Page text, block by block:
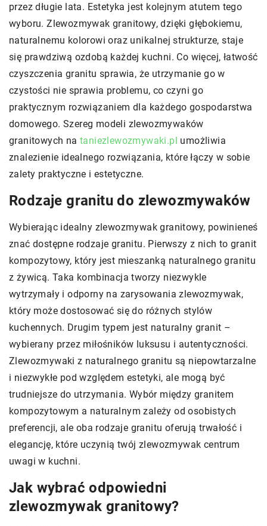
przez długie lata. Estetyka jest kolejnym atutem tego
wyboru. Zlewozmywak granitowy, dzięki głębokiemu,
naturalnemu kolorowi oraz unikalnej strukturze, staje
się prawdziwą ozdobą każdej kuchni. Co więcej, łatwość
czyszczenia granitu sprawia, że utrzymanie go w
czystości nie sprawia problemu, co czyni go
praktycznym rozwiązaniem dla każdego gospodarstwa
domowego. Szereg modeli zlewozmywaków
granitowych nataniezlewozmywaki.pl umożliwia
znalezienie idealnego rozwiązania, które łączy w sobie
zalety praktyczne i estetyczne.
Rodzaje granitu do zlewozmywaków
Wybierając idealny zlewozmywak granitowy, powinieneś
znać dostępne rodzaje granitu. Pierwszy z nich to granit
kompozytowy, który jest mieszanką naturalnego granitu
z żywicą. Taka kombinacja tworzy niezwykle
wytrzymały i odporny na zarysowania zlewozmywak,
który może dostosować się do różnych stylów
kuchennych. Drugim typem jest naturalny granit –
wybierany przez miłośników luksusu i autentyczności.
Zlewozmywaki z naturalnego granitu są niepowtarzalne
i niezwykłe pod względem estetyki, ale mogą być
trudniejsze do utrzymania. Wybór między granitem
kompozytowym a naturalnym zależy od osobistych
preferencji, ale oba rodzaje granitu oferują trwałość i
elegancję, które uczynią twój zlewozmywak centrum
uwagi w kuchni.
Jak wybrać odpowiedni
zlewozmywak granitowy?